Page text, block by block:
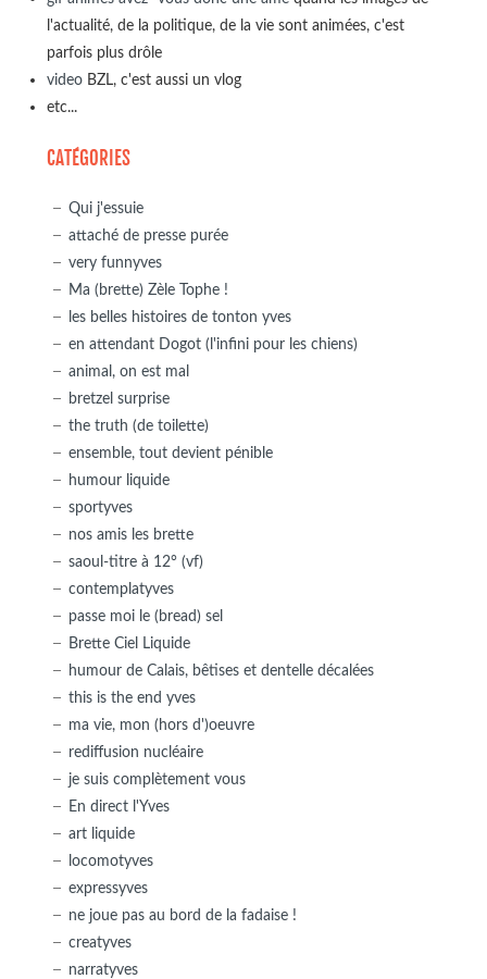
l'actualité, de la politique, de la vie sont animées, c'est
parfois plus drôle
videoBZL, c'est aussi un vlog
etc...
CATÉGORIES
Qui j'essuie
attaché de presse purée
very funnyves
Ma (brette) Zèle Tophe !
les belles histoires de tonton yves
en attendant Dogot (l'infini pour les chiens)
animal, on est mal
bretzel surprise
the truth (de toilette)
ensemble, tout devient pénible
humour liquide
sportyves
nos amis les brette
saoul-titre à 12° (vf)
contemplatyves
passe moi le (bread) sel
Brette Ciel Liquide
humour de Calais, bêtises et dentelle décalées
this is the end yves
ma vie, mon (hors d')oeuvre
rediffusion nucléaire
je suis complètement vous
En direct l'Yves
art liquide
locomotyves
expressyves
ne joue pas au bord de la fadaise !
creatyves
narratyves